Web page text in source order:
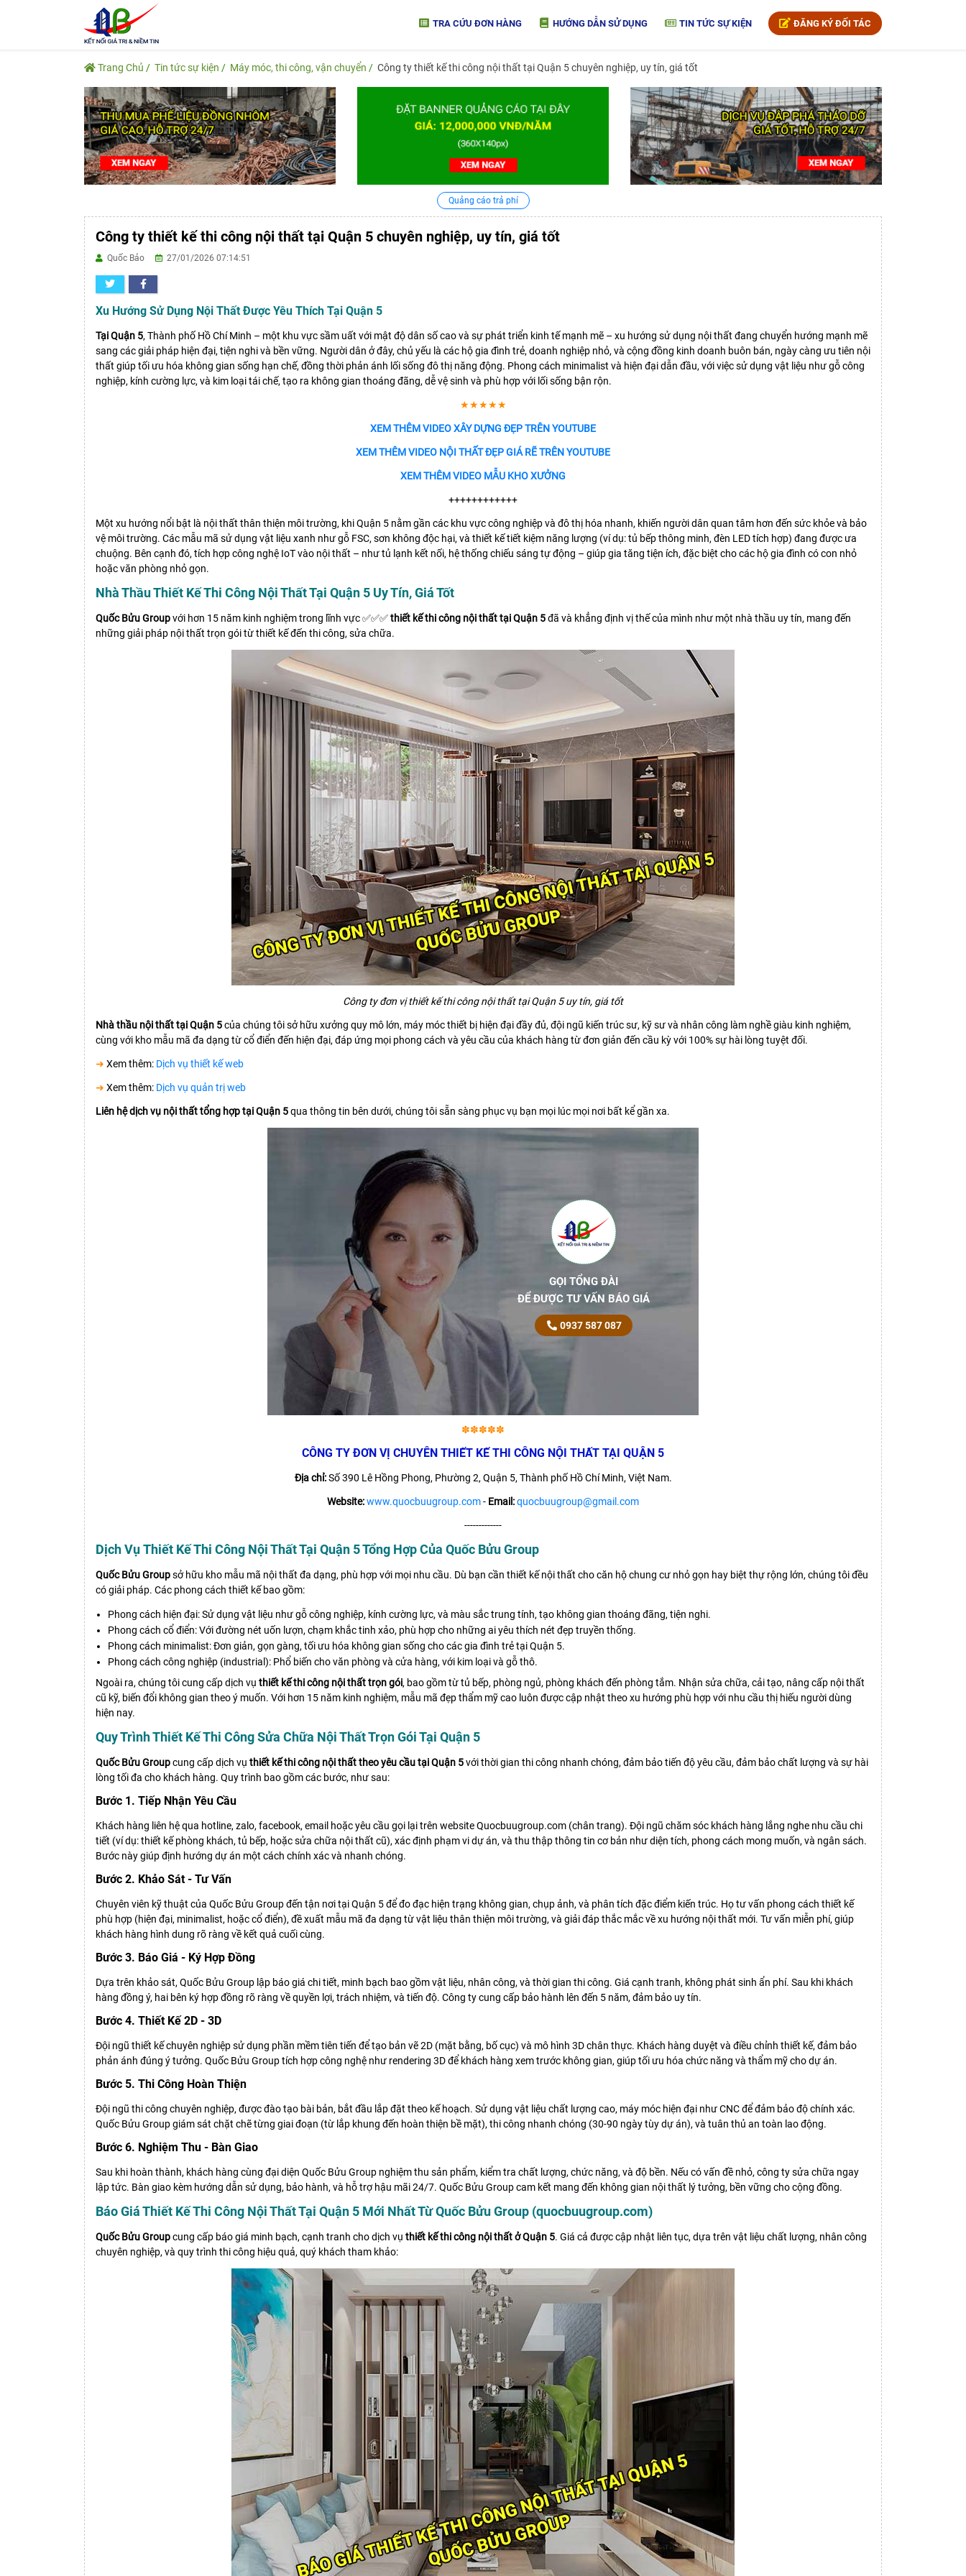
TRA CỨU ĐƠN HÀNG HƯỚNG DẪN SỬ DỤNG TIN TỨC SỰ KIỆN ĐĂNG KÝ ĐỐI TÁC
Trang Chủ Tin tức sự kiện Máy móc, thi công, vận chuyển Công ty thiết kế thi công nội thất tại Quận 5 chuyên nghiệp, uy tín, giá tốt
Quảng cáo trả phí
Công ty thiết kế thi công nội thất tại Quận 5 chuyên nghiệp, uy tín, giá tốt
Quốc Bảo 27/01/2026 07:14:51
Xu Hướng Sử Dụng Nội Thất Được Yêu Thích Tại Quận 5
Tại Quận 5, Thành phố Hồ Chí Minh – một khu vực sầm uất với mật độ dân số cao và sự phát triển kinh tế mạnh mẽ – xu hướng sử dụng nội thất đang chuyển hướng mạnh mẽ
sang các giải pháp hiện đại, tiện nghi và bền vững. Người dân ở đây, chủ yếu là các hộ gia đình trẻ, doanh nghiệp nhỏ, và cộng đồng kinh doanh buôn bán, ngày càng ưu tiên nội
thất giúp tối ưu hóa không gian sống hạn chế, đồng thời phản ánh lối sống đô thị năng động. Phong cách minimalist và hiện đại dẫn đầu, với việc sử dụng vật liệu như gỗ công
nghiệp, kính cường lực, và kim loại tái chế, tạo ra không gian thoáng đãng, dễ vệ sinh và phù hợp với lối sống bận rộn.
★★★★★
XEM THÊM VIDEO XÂY DỰNG ĐẸP TRÊN YOUTUBE
XEM THÊM VIDEO NỘI THẤT ĐẸP GIÁ RẼ TRÊN YOUTUBE
XEM THÊM VIDEO MẪU KHO XƯỞNG
++++++++++++
Một xu hướng nổi bật là nội thất thân thiện môi trường, khi Quận 5 nằm gần các khu vực công nghiệp và đô thị hóa nhanh, khiến người dân quan tâm hơn đến sức khỏe và bảo
vệ môi trường. Các mẫu mã sử dụng vật liệu xanh như gỗ FSC, sơn không độc hại, và thiết kế tiết kiệm năng lượng (ví dụ: tủ bếp thông minh, đèn LED tích hợp) đang được ưa
chuộng. Bên cạnh đó, tích hợp công nghệ IoT vào nội thất – như tủ lạnh kết nối, hệ thống chiếu sáng tự động – giúp gia tăng tiện ích, đặc biệt cho các hộ gia đình có con nhỏ
hoặc văn phòng nhỏ gọn.
Nhà Thầu Thiết Kế Thi Công Nội Thất Tại Quận 5 Uy Tín, Giá Tốt
Quốc Bửu Groupvới hơn 15 năm kinh nghiệm trong lĩnh vực ✅✅✅thiết kế thi công nội thất tại Quận 5đã và khẳng định vị thế của mình như một nhà thầu uy tín, mang đến
những giải pháp nội thất trọn gói từ thiết kế đến thi công, sửa chữa.
Công ty đơn vị thiết kế thi công nội thất tại Quận 5 uy tín, giá tốt
Nhà thầu nội thất tại Quận 5của chúng tôi sở hữu xưởng quy mô lớn, máy móc thiết bị hiện đại đầy đủ, đội ngũ kiến trúc sư, kỹ sư và nhân công làm nghề giàu kinh nghiệm,
cùng với kho mẫu mã đa dạng từ cổ điển đến hiện đại, đáp ứng mọi phong cách và yêu cầu của khách hàng từ đơn giản đến cầu kỳ với 100% sự hài lòng tuyệt đối.
➜ Xem thêm: Dịch vụ thiết kế web
➜ Xem thêm: Dịch vụ quản trị web
Liên hệ dịch vụ nội thất tổng hợp tại Quận 5qua thông tin bên dưới, chúng tôi sẵn sàng phục vụ bạn mọi lúc mọi nơi bất kể gần xa.
GỌI TỔNG ĐÀI
ĐỂ ĐƯỢC TƯ VẤN BÁO GIÁ
0937 587 087
✽✽✽✽✽
CÔNG TY ĐƠN VỊ CHUYÊN THIẾT KẾ THI CÔNG NỘI THẤT TẠI QUẬN 5
Địa chỉ:Số 390 Lê Hồng Phong, Phường 2, Quận 5, Thành phố Hồ Chí Minh, Việt Nam.
Website:www.quocbuugroup.com- Email:quocbuugroup@gmail.com
-------------
Dịch Vụ Thiết Kế Thi Công Nội Thất Tại Quận 5 Tổng Hợp Của Quốc Bửu Group
Quốc Bửu Groupsở hữu kho mẫu mã nội thất đa dạng, phù hợp với mọi nhu cầu. Dù bạn cần thiết kế nội thất cho căn hộ chung cư nhỏ gọn hay biệt thự rộng lớn, chúng tôi đều
có giải pháp. Các phong cách thiết kế bao gồm:
Phong cách hiện đại: Sử dụng vật liệu như gỗ công nghiệp, kính cường lực, và màu sắc trung tính, tạo không gian thoáng đãng, tiện nghi.
Phong cách cổ điển: Với đường nét uốn lượn, chạm khắc tinh xảo, phù hợp cho những ai yêu thích nét đẹp truyền thống.
Phong cách minimalist: Đơn giản, gọn gàng, tối ưu hóa không gian sống cho các gia đình trẻ tại Quận 5.
Phong cách công nghiệp (industrial): Phổ biến cho văn phòng và cửa hàng, với kim loại và gỗ thô.
Ngoài ra, chúng tôi cung cấp dịch vụ thiết kế thi công nội thất trọn gói, bao gồm từ tủ bếp, phòng ngủ, phòng khách đến phòng tắm. Nhận sửa chữa, cải tạo, nâng cấp nội thất
cũ kỹ, biến đổi không gian theo ý muốn. Với hơn 15 năm kinh nghiệm, mẫu mã đẹp thẩm mỹ cao luôn được cập nhật theo xu hướng phù hợp với nhu cầu thị hiếu người dùng
hiện nay.
Quy Trình Thiết Kế Thi Công Sửa Chữa Nội Thất Trọn Gói Tại Quận 5
Quốc Bửu Groupcung cấp dịch vụ thiết kế thi công nội thất theo yêu cầu tại Quận 5với thời gian thi công nhanh chóng, đảm bảo tiến độ yêu cầu, đảm bảo chất lượng và sự hài
lòng tối đa cho khách hàng. Quy trình bao gồm các bước, như sau:
Bước 1. Tiếp Nhận Yêu Cầu
Khách hàng liên hệ qua hotline, zalo, facebook, email hoặc yêu cầu gọi lại trên website Quocbuugroup.com (chân trang). Đội ngũ chăm sóc khách hàng lắng nghe nhu cầu chi
tiết (ví dụ: thiết kế phòng khách, tủ bếp, hoặc sửa chữa nội thất cũ), xác định phạm vi dự án, và thu thập thông tin cơ bản như diện tích, phong cách mong muốn, và ngân sách.
Bước này giúp định hướng dự án một cách chính xác và nhanh chóng.
Bước 2. Khảo Sát - Tư Vấn
Chuyên viên kỹ thuật của Quốc Bửu Group đến tận nơi tại Quận 5 để đo đạc hiện trạng không gian, chụp ảnh, và phân tích đặc điểm kiến trúc. Họ tư vấn phong cách thiết kế
phù hợp (hiện đại, minimalist, hoặc cổ điển), đề xuất mẫu mã đa dạng từ vật liệu thân thiện môi trường, và giải đáp thắc mắc về xu hướng nội thất mới. Tư vấn miễn phí, giúp
khách hàng hình dung rõ ràng về kết quả cuối cùng.
Bước 3. Báo Giá - Ký Hợp Đồng
Dựa trên khảo sát, Quốc Bửu Group lập báo giá chi tiết, minh bạch bao gồm vật liệu, nhân công, và thời gian thi công. Giá cạnh tranh, không phát sinh ẩn phí. Sau khi khách
hàng đồng ý, hai bên ký hợp đồng rõ ràng về quyền lợi, trách nhiệm, và tiến độ. Công ty cung cấp bảo hành lên đến 5 năm, đảm bảo uy tín.
Bước 4. Thiết Kế 2D - 3D
Đội ngũ thiết kế chuyên nghiệp sử dụng phần mềm tiên tiến để tạo bản vẽ 2D (mặt bằng, bố cục) và mô hình 3D chân thực. Khách hàng duyệt và điều chỉnh thiết kế, đảm bảo
phản ánh đúng ý tưởng. Quốc Bửu Group tích hợp công nghệ như rendering 3D để khách hàng xem trước không gian, giúp tối ưu hóa chức năng và thẩm mỹ cho dự án.
Bước 5. Thi Công Hoàn Thiện
Đội ngũ thi công chuyên nghiệp, được đào tạo bài bản, bắt đầu lắp đặt theo kế hoạch. Sử dụng vật liệu chất lượng cao, máy móc hiện đại như CNC để đảm bảo độ chính xác.
Quốc Bửu Group giám sát chặt chẽ từng giai đoạn (từ lắp khung đến hoàn thiện bề mặt), thi công nhanh chóng (30-90 ngày tùy dự án), và tuân thủ an toàn lao động.
Bước 6. Nghiệm Thu - Bàn Giao
Sau khi hoàn thành, khách hàng cùng đại diện Quốc Bửu Group nghiệm thu sản phẩm, kiểm tra chất lượng, chức năng, và độ bền. Nếu có vấn đề nhỏ, công ty sửa chữa ngay
lập tức. Bàn giao kèm hướng dẫn sử dụng, bảo hành, và hỗ trợ hậu mãi 24/7. Quốc Bửu Group cam kết mang đến không gian nội thất lý tưởng, bền vững cho cộng đồng.
Báo Giá Thiết Kế Thi Công Nội Thất Tại Quận 5 Mới Nhất Từ Quốc Bửu Group (quocbuugroup.com)
Quốc Bửu Groupcung cấp báo giá minh bạch, cạnh tranh cho dịch vụ thiết kế thi công nội thất ở Quận 5. Giá cả được cập nhật liên tục, dựa trên vật liệu chất lượng, nhân công
chuyên nghiệp, và quy trình thi công hiệu quả, quý khách tham khảo: